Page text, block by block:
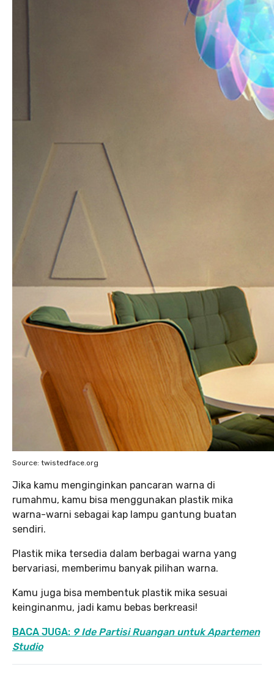
Source: twistedface.org
Jika kamu menginginkan pancaran warna di
rumahmu, kamu bisa menggunakan plastik mika
warna-warni sebagai kap lampu gantung buatan
sendiri.
Plastik mika tersedia dalam berbagai warna yang
bervariasi, memberimu banyak pilihan warna.
Kamu juga bisa membentuk plastik mika sesuai
keinginanmu, jadi kamu bebas berkreasi!
BACA JUGA: 9 Ide Partisi Ruangan untuk Apartemen
Studio